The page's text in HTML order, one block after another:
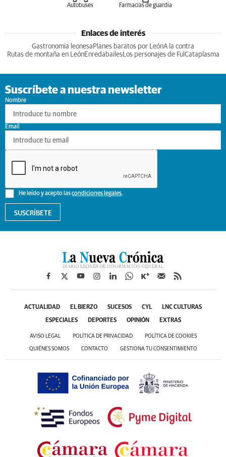
Autobuses Farmacias de guardia
Enlaces de interés
Gastronomia leonesa Planes baratos por LeónA la contra
Rutas de montaña en LeónEnredabailesLos personajes de Ful Cataplasma
Suscríbete a nuestra newsletter
Nombre
He leído y acepto lascondiciones legales.
Email
SUSCRÍBETE
ACTUALIDAD EL BIERZO SUCESOS CYL LNC CULTURAS
ESPECIALES DEPORTES OPINIÓN EXTRAS
AVISO LEGAL POLÍTICA DE PRIVACIDAD POLÍTICA DE COOKIES
QUIÉNES SOMOS CONTACTO GESTIONA TU CONSENTIMIENTO